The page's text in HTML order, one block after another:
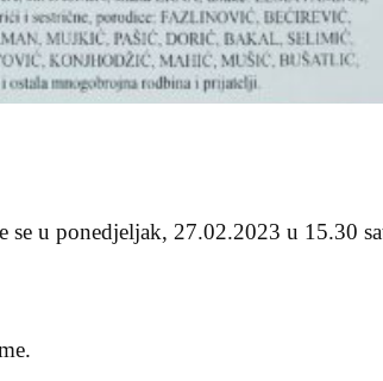
u ponedjeljak, 27.02.2023 u 15.30